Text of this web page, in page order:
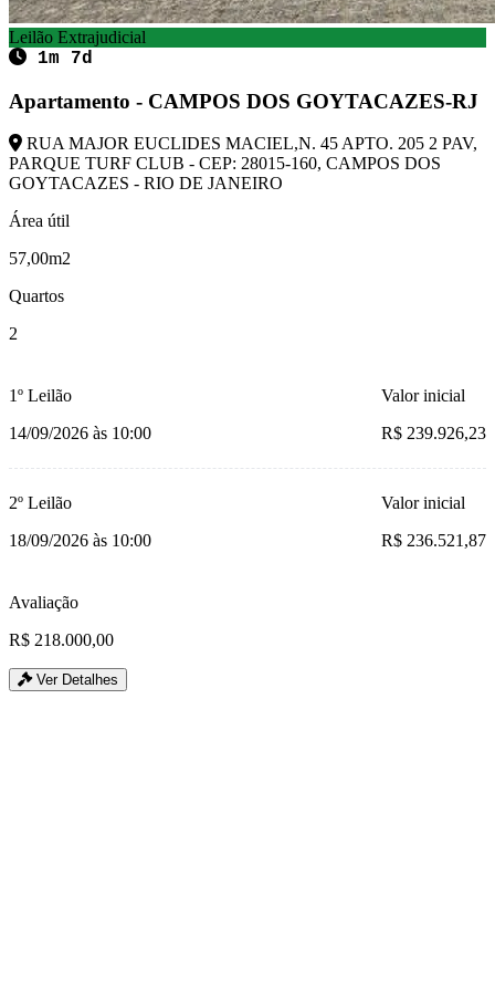
Leilão Extrajudicial
1m 7d
Apartamento - CAMPOS DOS GOYTACAZES-RJ
RUA MAJOR EUCLIDES MACIEL,N. 45 APTO. 205 2 PAV,
PARQUE TURF CLUB - CEP: 28015-160, CAMPOS DOS
GOYTACAZES - RIO DE JANEIRO
Área útil
57,00m2
Quartos
2
1º Leilão
14/09/2026 às 10:00
Valor inicial
R$ 239.926,23
2º Leilão
18/09/2026 às 10:00
Valor inicial
R$ 236.521,87
Avaliação
R$ 218.000,00
Ver Detalhes